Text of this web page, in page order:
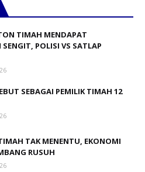
TIMAH MENDAPAT
SENGIT, POLISI VS SATLAP
SEBAGAI PEMILIK TIMAH 12
TAK MENENTU, EKONOMI
RUSUH